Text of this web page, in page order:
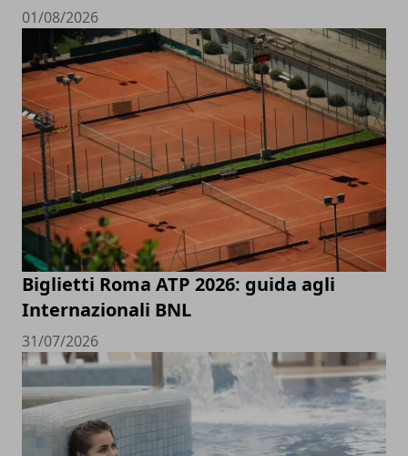
01/08/2026
Biglietti Roma ATP 2026: guida agli
Internazionali BNL
31/07/2026